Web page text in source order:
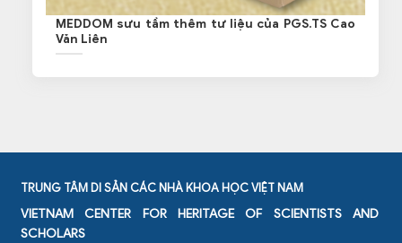
MEDDOM sưu tầm thêm tư liệu của PGS.TS Cao
Văn Liên
TRUNG TÂM DI SẢN CÁC NHÀ KHOA HỌC VIỆT NAM
VIETNAM CENTER FOR HERITAGE OF SCIENTISTS AND
SCHOLARS